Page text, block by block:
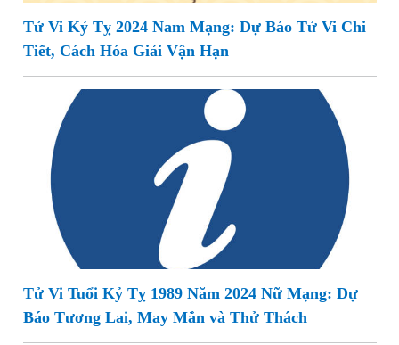
Tử Vi Kỷ Tỵ 2024 Nam Mạng: Dự Báo Tử Vi Chi
Tiết, Cách Hóa Giải Vận Hạn
Tử Vi Tuổi Kỷ Tỵ 1989 Năm 2024 Nữ Mạng: Dự
Báo Tương Lai, May Mắn và Thử Thách